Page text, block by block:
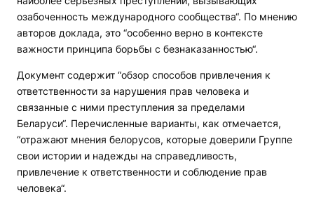
озабоченность международного сообщества“. По мнению
авторов доклада, это “особенно верно в контексте
важности принципа борьбы с безнаказанностью“.
Документ содержит “обзор способов привлечения к
ответственности за нарушения прав человека и
связанные с ними преступления за пределами
Беларуси“. Перечисленные варианты, как отмечается,
“отражают мнения белорусов, которые доверили Группе
свои истории и надежды на справедливость,
привлечение к ответственности и соблюдение прав
человека“.